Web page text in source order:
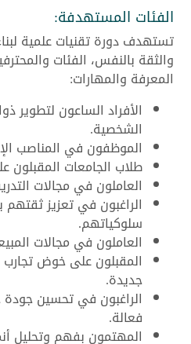
الفئات المستهدفة:
تستهدف دورة تقنيات علمية
والثقة بالنفس، الفئات
المعرفة والمهارات:
الأفراد الساعون لتطوير
الشخصية.
الموظفون في المناصب
طلاب الجامعات
العاملون في مجالات
الراغبون في تعزيز
سلوكياتهم.
العاملون في مجالات
المقبلون على خوض تجارب
جديدة.
الراغبون في تحسين جودة
فعالة.
المهتمون بفهم وتحليل